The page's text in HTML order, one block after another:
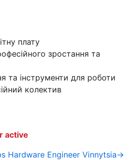
плату
зростання та
та інструменти для роботи
колектив
active
Hardware Engineer Vinnytsia→